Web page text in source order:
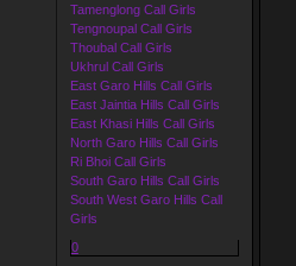
Tamenglong Call Girls
Tengnoupal Call Girls
Thoubal Call Girls
Ukhrul Call Girls
East Garo Hills Call Girls
East Jaintia Hills Call Girls
East Khasi Hills Call Girls
North Garo Hills Call Girls
Ri Bhoi Call Girls
South Garo Hills Call Girls
South West Garo Hills Call
Girls
0